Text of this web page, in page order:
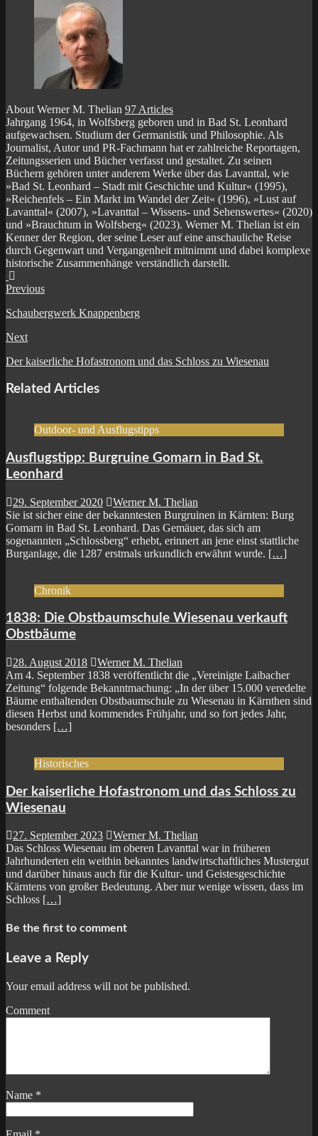
About Werner M. Thelian 97 Articles
Jahrgang 1964, in Wolfsberg geboren und in Bad St. Leonhard
aufgewachsen. Studium der Germanistik und Philosophie. Als
Journalist, Autor und PR-Fachmann hat er zahlreiche Reportagen,
Zeitungsserien und Bücher verfasst und gestaltet. Zu seinen
Büchern gehören unter anderem Werke über das Lavanttal, wie
»Bad St. Leonhard – Stadt mit Geschichte und Kultur« (1995),
»Reichenfels – Ein Markt im Wandel der Zeit« (1996), »Lust auf
Lavanttal« (2007), »Lavanttal – Wissens- und Sehenswertes« (2020)
und »Brauchtum in Wolfsberg« (2023). Werner M. Thelian ist ein
Kenner der Region, der seine Leser auf eine anschauliche Reise
durch Gegenwart und Vergangenheit mitnimmt und dabei komplexe
historische Zusammenhänge verständlich darstellt.
Website
Previous
Schaubergwerk Knappenberg
Next
Der kaiserliche Hofastronom und das Schloss zu Wiesenau
Related Articles
Outdoor- und Ausflugstipps
Ausflugstipp: Burgruine Gomarn in Bad St.
Leonhard
29. September 2020
Werner M. Thelian
Sie ist sicher eine der bekanntesten Burgruinen in Kärnten: Burg
Gomarn in Bad St. Leonhard. Das Gemäuer, das sich am
sogenannten „Schlossberg“ erhebt, erinnert an jene einst stattliche
Burganlage, die 1287 erstmals urkundlich erwähnt wurde. […]
Chronik
1838: Die Obstbaumschule Wiesenau verkauft
Obstbäume
28. August 2018
Werner M. Thelian
Am 4. September 1838 veröffentlicht die „Vereinigte Laibacher
Zeitung“ folgende Bekanntmachung: „In der über 15.000 veredelte
Bäume enthaltenden Obstbaumschule zu Wiesenau in Kärnthen sind
diesen Herbst und kommendes Frühjahr, und so fort jedes Jahr,
besonders […]
Historisches
Der kaiserliche Hofastronom und das Schloss zu
Wiesenau
27. September 2023
Werner M. Thelian
Das Schloss Wiesenau im oberen Lavanttal war in früheren
Jahrhunderten ein weithin bekanntes landwirtschaftliches Mustergut
und darüber hinaus auch für die Kultur- und Geistesgeschichte
Kärntens von großer Bedeutung. Aber nur wenige wissen, dass im
Schloss […]
Be the first to comment
Leave a Reply
Your email address will not be published.
Comment
Name *